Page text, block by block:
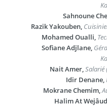
Sahnoune
Razik Yakouben,
Mohamed Oualli,
Sofiane Adjlane,
Nait Amer,Salarié
Idir Denane,
Mokrane Chemim,
Halim At